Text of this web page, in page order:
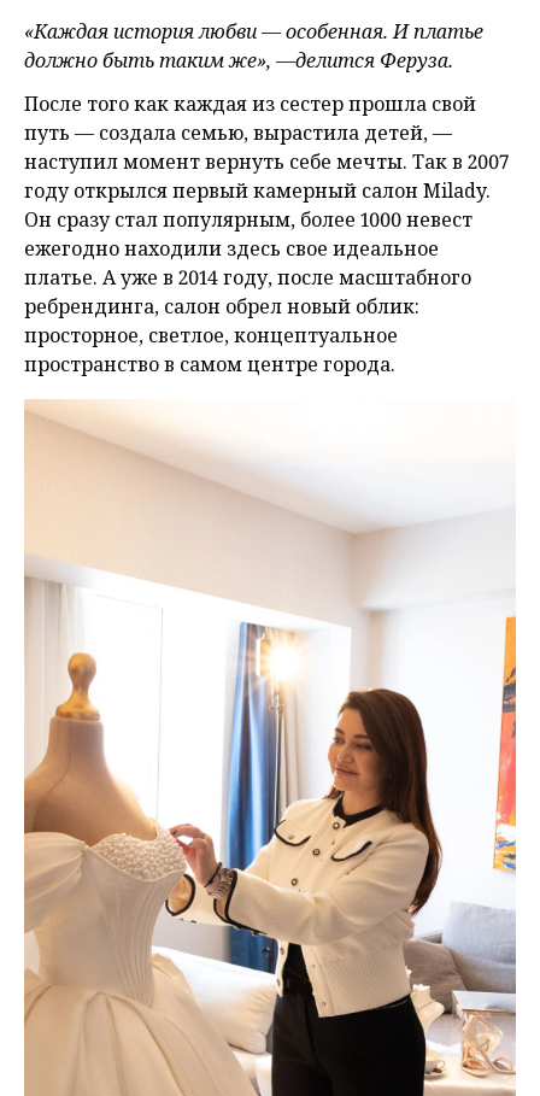
«Каждая история любви — особенная. И платье
должно быть таким же», —делится Феруза.
После того как каждая из сестер прошла свой
путь — создала семью, вырастила детей, —
наступил момент вернуть себе мечты. Так в 2007
году открылся первый камерный салон Milady.
Он сразу стал популярным, более 1000 невест
ежегодно находили здесь свое идеальное
платье. А уже в 2014 году, после масштабного
ребрендинга, салон обрел новый облик:
просторное, светлое, концептуальное
пространство в самом центре города.